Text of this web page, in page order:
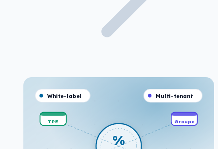
%
TPE Groupe
White-label Multi-tenant